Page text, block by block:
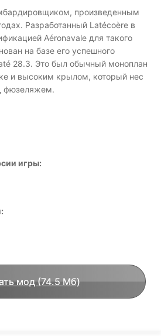
произведенным
Разработанный Latécoère в
Aéronavale для такого
на базе его успешного
28.3. Это был обычный моноплан
и высоким крылом, который нес
фюзеляжем.
игры:
мод (74.5 Мб)